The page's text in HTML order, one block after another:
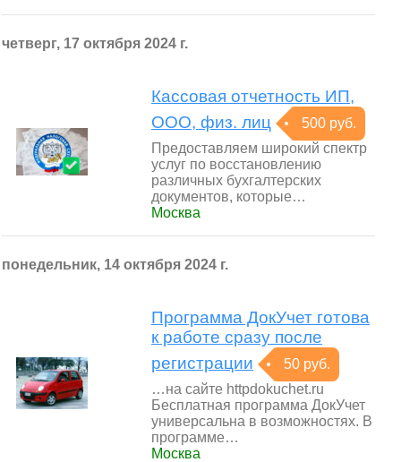
четверг, 17 октября 2024 г.
Кассовая отчетность ИП,
ООО, физ. лиц
500 руб.
Предоставляем широкий спектр
услуг по восстановлению
различных бухгалтерских
документов, которые…
Москва
понедельник, 14 октября 2024 г.
Программа ДокУчет готова
к работе сразу после
регистрации
50 руб.
…на сайте httpdokuchet.ru
Бесплатная программа ДокУчет
универсальна в возможностях. В
программе…
Москва